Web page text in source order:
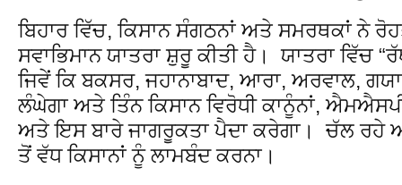
ਬਿਹਾਰ ਵਿੱਚ, ਕਿਸਾਨ ਸੰਗਠਨਾਂ ਅਤੇ ਸਮਰਥਕਾਂ ਨੇ
ਸਵਾਭਿਮਾਨ ਯਾਤਰਾ ਸ਼ੁਰੂ ਕੀਤੀ ਹੈ। ਯਾਤਰਾ ਵਿੱਚ
ਜਿਵੇਂ ਕਿ ਬਕਸਰ, ਜਹਾਨਾਬਾਦ, ਆਰਾ, ਅਰਵਾਲ,
ਲੰਘੇਗਾ ਅਤੇ ਤਿੰਨ ਕਿਸਾਨ ਵਿਰੋਧੀ ਕਾਨੂੰਨਾਂ,
ਅਤੇ ਇਸ ਬਾਰੇ ਜਾਗਰੂਕਤਾ ਪੈਦਾ ਕਰੇਗਾ। ਚੱਲ
ਤੋਂ ਵੱਧ ਕਿਸਾਨਾਂ ਨੂੰ ਲਾਮਬੰਦ ਕਰਨਾ।